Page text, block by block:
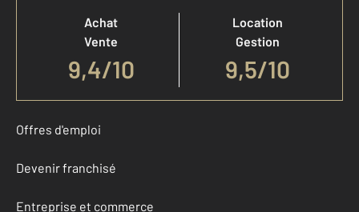
Achat
Vente
9,4/10
Location
Gestion
9,5/10
Offres d'emploi
Devenir franchisé
Entreprise et commerce